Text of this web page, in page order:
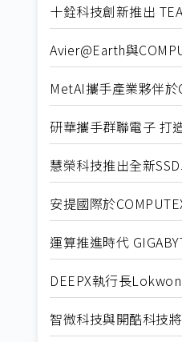
十銓科技創新推出
Avier@Earth與
MetAI攜手產業夥伴
研華攜手群聯電子 打
慧榮科技推出全新
安提國際於
運算推進時代
DEEPX執行長
智微科技與開酷科技